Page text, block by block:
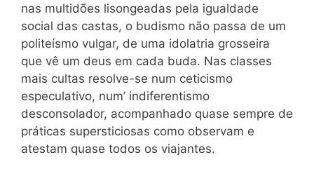
nas multidões lisongeadas pela igualdade
social das castas, o budismo não passa de um
politeísmo vulgar, de uma idolatria grosseira
que vê um deus em cada buda. Nas classes
mais cultas resolve-se num ceticismo
especulativo, num’ indiferentismo
desconsolador, acompanhado quase sempre de
práticas supersticiosas como observam e
atestam quase todos os viajantes.